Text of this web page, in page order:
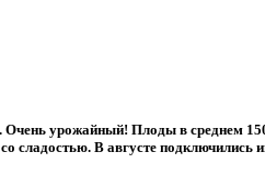
Очень урожайный! Плоды в среднем
сладостью. В августе